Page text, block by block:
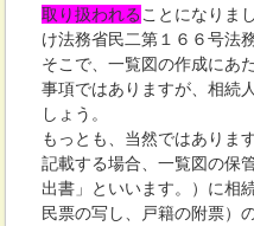
取り扱われる ことになりま
け法務省民二第１６６号法
そこで、一覧図の作成にあ
事項ではありますが、相続
しょう。
もっとも、当然ではありま
記載する場合、一覧図の保
出書」といいます。）に相
民票の写し、戸籍の附票）